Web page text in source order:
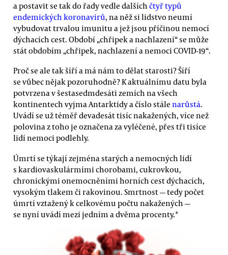
a postavit se tak do řady vedle dalších čtyř typů
endemických koronavirů, na něž si lidstvo neumí
vybudovat trvalou imunitu a jež jsou příčinou nemocí
dýchacích cest. Období „chřipek a nachlazení“ se může
stát obdobím „chřipek, nachlazení a nemoci COVID-19“.
Proč se ale tak šíří a má nám to dělat starosti? Šíří
se vůbec nějak pozoruhodně? K aktuálnímu datu byla
potvrzena v šestasedmdesáti zemích na všech
kontinentech vyjma Antarktidy a číslo stále narůstá.
Uvádí se už téměř devadesát tisíc nakažených, více než
polovina z toho je označena za vyléčené, přes tři tisíce
lidí nemoci podlehly.
Úmrtí se týkají zejména starých a nemocných lidí
s kardiovaskulármími chorobami, cukrovkou,
chronickými onemocněními horních cest dýchacích,
vysokým tlakem či rakovinou. Smrtnost — tedy počet
úmrtí vztažený k celkovému počtu nakažených —
se nyní uvádí mezi jedním a dvěma procenty.*